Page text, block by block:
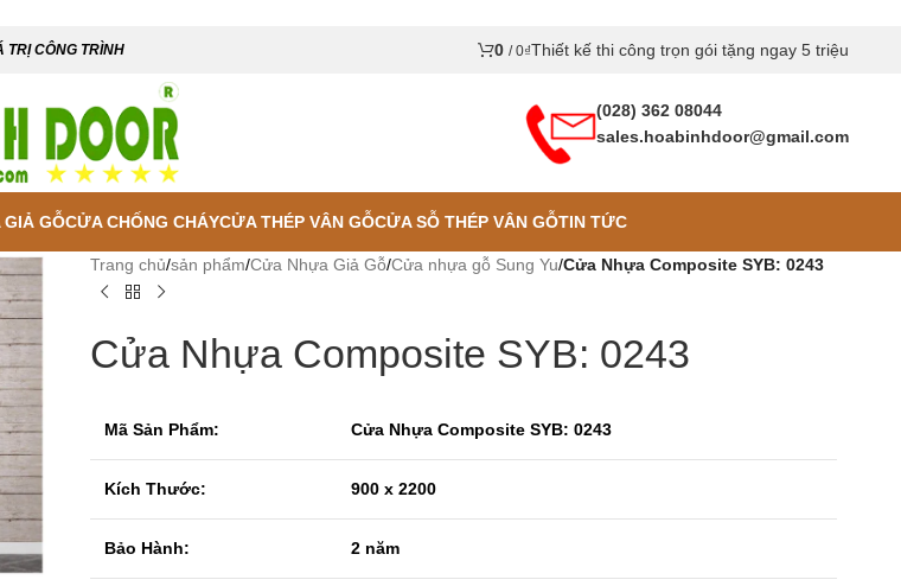
TRỊ CÔNG TRÌNH 0 / 0₫Thiết kế thi công trọn gói tặng ngay 5 triệu
(028) 362 08044
sales.hoabinhdoor@gmail.com
GỖCỬA CHỐNG CHÁYCỬA THÉP VÂN GỖCỬA SỖ THÉP VÂN GỖTIN TỨC
Trang chủ/sản phẩm/Cửa Nhựa Giả Gỗ/Cửa nhựa gỗ Sung Yu/Cửa Nhựa Composite SYB: 0243
Cửa Nhựa Composite SYB: 0243
Mã Sản Phẩm: Cửa Nhựa Composite SYB: 0243
Kích Thước: 900 x 2200
Bảo Hành: 2 năm